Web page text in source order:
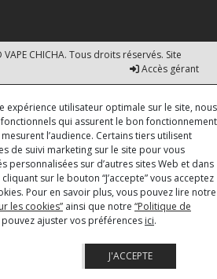
VAPE CHICHA. Tous droits réservés. Site
Accès gérant
expérience utilisateur optimale sur le site, nous
qui assurent le bon fonctionnement
l’audience. Certains tiers utilisent
de suivi marketing sur le site pour vous
personnalisées sur d’autres sites Web et dans
sur le bouton “J’accepte” vous acceptez
Pour en savoir plus, vous pouvez lire notre
les cookies” ainsi que notre “Politique de
pouvez ajuster vos préférences ici.
J'ACCEPTE